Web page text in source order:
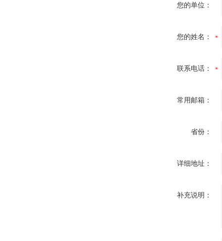
您的单位：
您的姓名：
联系电话：
常用邮箱：
省份：
详细地址：
补充说明：